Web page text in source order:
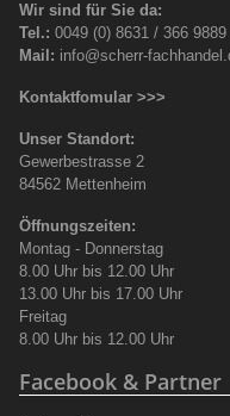
Wir sind für Sie da:
Tel.: 0049 (0) 8631 / 366 9889
Mail: info@scherr-
Kontaktfomular >>>
Unser Standort:
Gewerbestrasse 2
84562 Mettenheim
Öffnungszeiten:
Montag - Donnerstag
8.00 Uhr bis 12.00 Uhr
13.00 Uhr bis 17.00 Uhr
Freitag
8.00 Uhr bis 12.00 Uhr
Facebook & Partner